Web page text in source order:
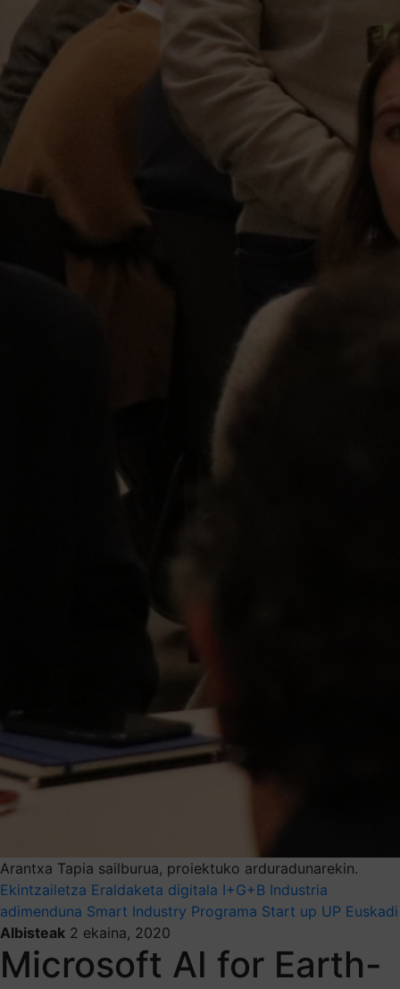
Arantxa Tapia sailburua, proiektuko arduradunarekin.
Ekintzailetza Eraldaketa digitala I+G+B Industria
adimenduna Smart Industry Programa Start up UP Euskadi
Albisteak 2 ekaina, 2020
Microsoft AI for Earth-